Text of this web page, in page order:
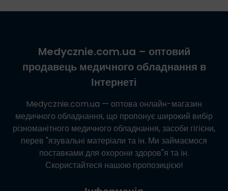
Medycznie.com.ua – оптовий
продавець медичного обладнання в
Інтернеті
Medycznie.com.ua — оптова онлайн-магазин
медичного обладнання, що пропонує широкий вибір
різноманітного медичного обладнання, засоби гігієни,
перев "язувальні матеріали та ін. Ми займаємося
поставками для охорони здоров"я та ін.
Скористайтеся нашою пропозицією!